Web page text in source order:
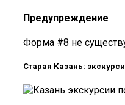
Предупреждение
Форма #8 не
Старая Казань: